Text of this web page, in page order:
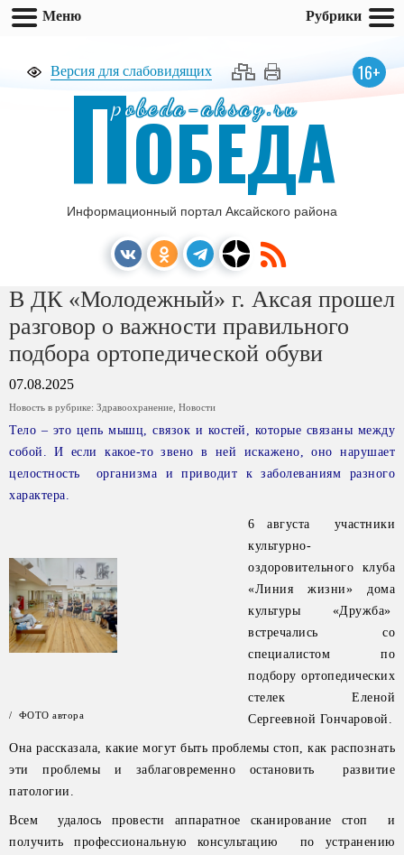
Версия для слабовидящих 16+
pobeda-aksay.ru
ПОБЕДА
Информационный портал Аксайского района
В ДК «Молодежный» г. Аксая прошел
разговор о важности правильного
подбора ортопедической обуви
07.08.2025
Новость в рубрике: Здравоохранение Новости
Тело – это цепь мышц, связок и костей, которые связаны между
собой. И если какое-то звено в ней искажено, оно нарушает
целостность организма и приводит к заболеваниям разного
характера.
/ ФОТО автора
6 августа участники
культурно-
оздоровительного клуба
«Линия жизни» дома
культуры «Дружба»
встречались со
специалистом по
подбору ортопедических
стелек Еленой
Сергеевной Гончаровой.
Она рассказала, какие могут быть проблемы стоп, как распознать
эти проблемы и заблаговременно остановить развитие
патологии.
Всем удалось провести аппаратное сканирование стоп и
получить профессиональную консультацию по устранению
Меню Рубрики